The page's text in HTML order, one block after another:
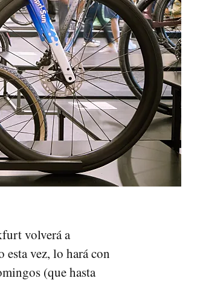
volverá a
vez, lo hará con
(que hasta